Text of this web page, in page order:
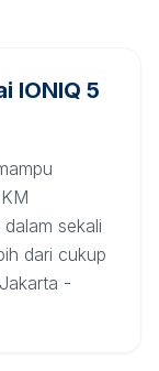
IONIQ 5
sekali
dari cukup
-